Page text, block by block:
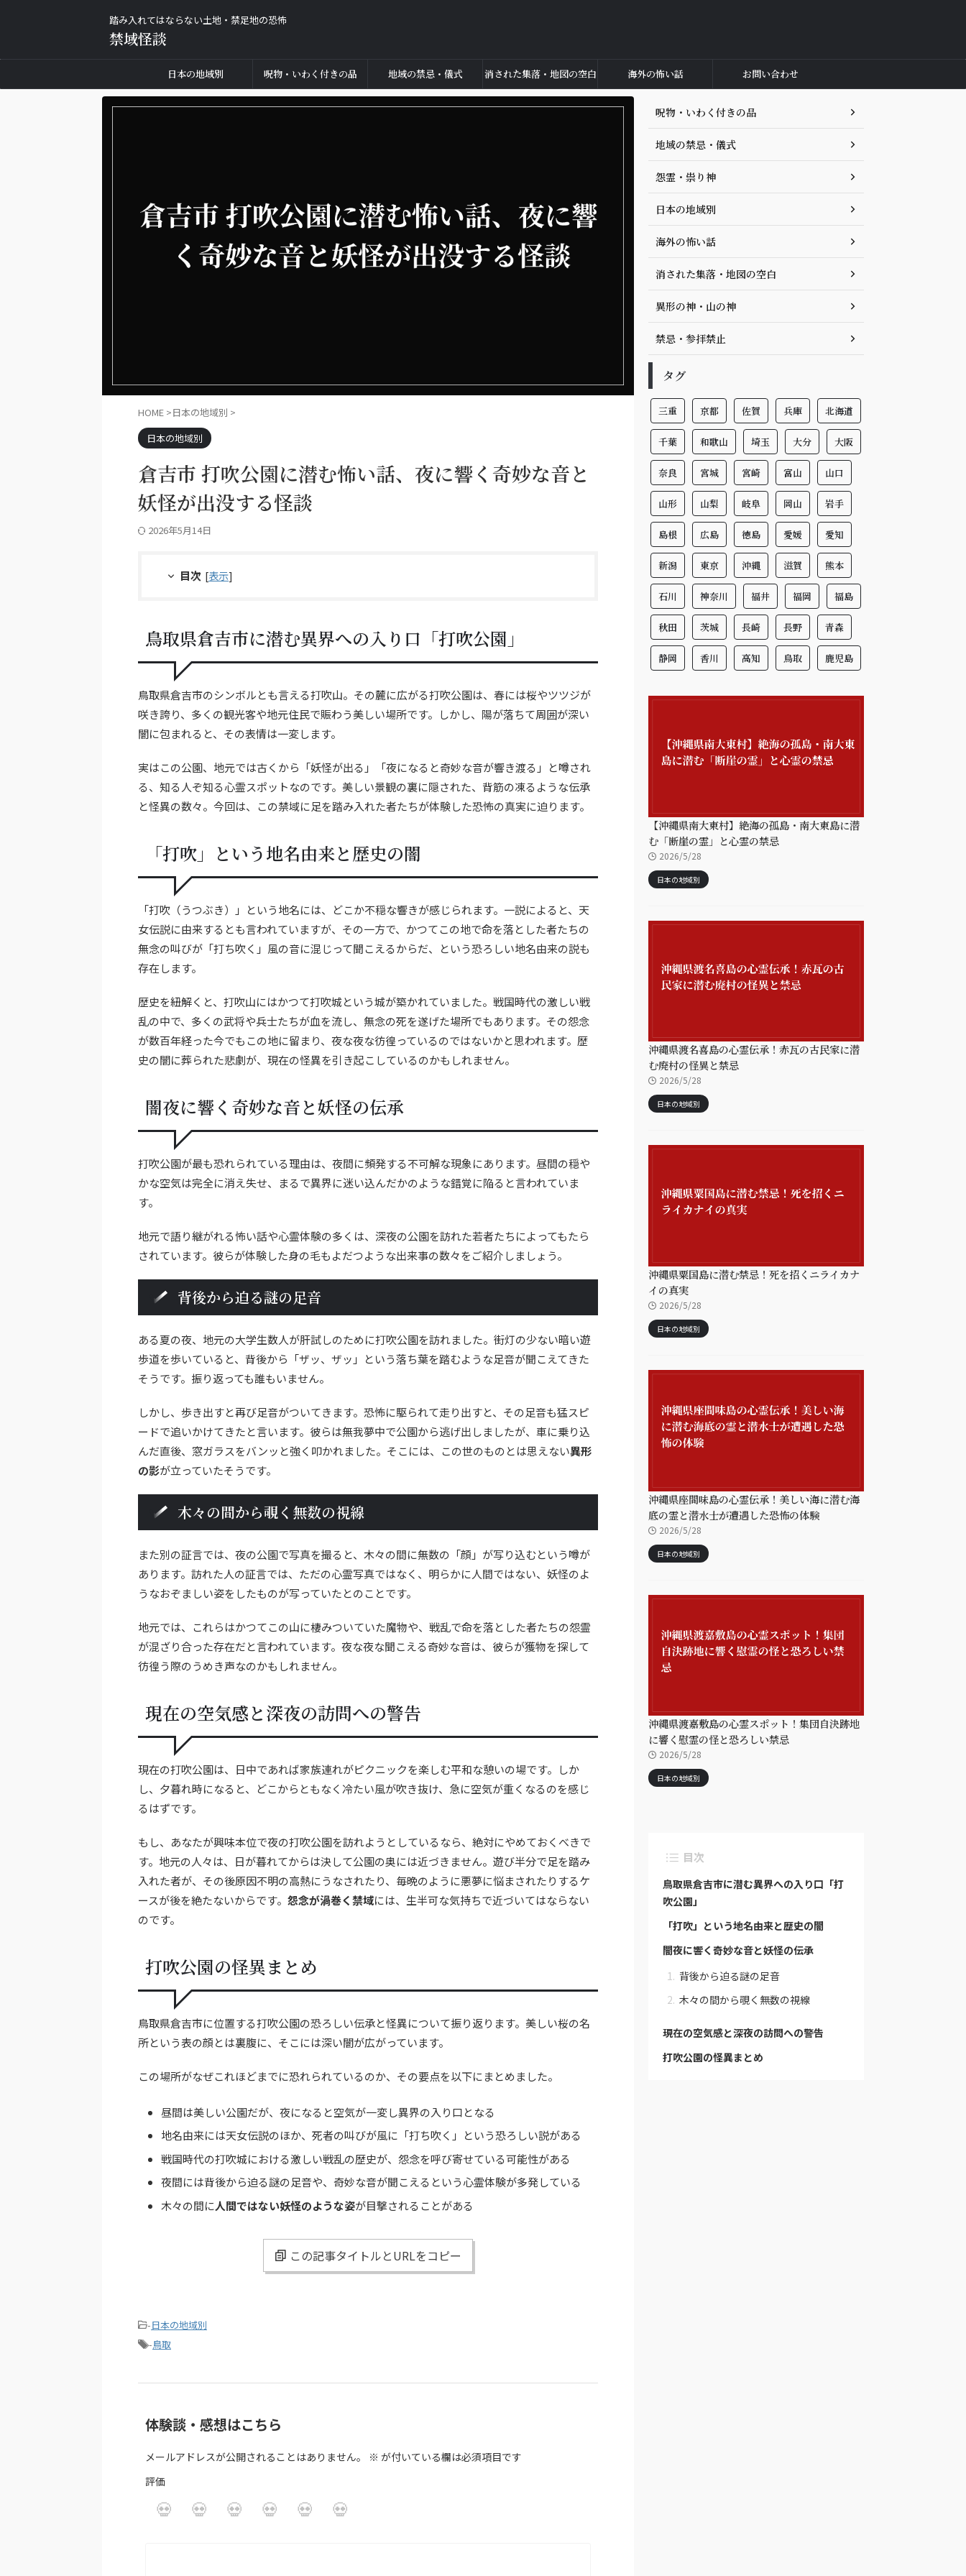
踏み入れてはならない土地・禁足地の恐怖
禁域怪談
日本の地域別 呪物・いわく付きの品 地域の禁忌・儀式 消された集落・地図の空白 海外の怖い話 お問い合わせ
HOME >日本の地域別 >
日本の地域別
倉吉市 打吹公園に潜む怖い話、夜に響く奇妙な音と
妖怪が出没する怪談
2026年5月14日
目次 [表示]
鳥取県倉吉市に潜む異界への入り口「打吹公園」
鳥取県倉吉市のシンボルとも言える打吹山。その麓に広がる打吹公園は、春には桜やツツジが
咲き誇り、多くの観光客や地元住民で賑わう美しい場所です。しかし、陽が落ちて周囲が深い
闇に包まれると、その表情は一変します。
実はこの公園、地元では古くから「妖怪が出る」「夜になると奇妙な音が響き渡る」と噂され
る、知る人ぞ知る心霊スポットなのです。美しい景観の裏に隠された、背筋の凍るような伝承
と怪異の数々。今回は、この禁域に足を踏み入れた者たちが体験した恐怖の真実に迫ります。
「打吹」という地名由来と歴史の闇
「打吹（うつぶき）」という地名には、どこか不穏な響きが感じられます。一説によると、天
女伝説に由来するとも言われていますが、その一方で、かつてこの地で命を落とした者たちの
無念の叫びが「打ち吹く」風の音に混じって聞こえるからだ、という恐ろしい地名由来の説も
存在します。
歴史を紐解くと、打吹山にはかつて打吹城という城が築かれていました。戦国時代の激しい戦
乱の中で、多くの武将や兵士たちが血を流し、無念の死を遂げた場所でもあります。その怨念
が数百年経った今でもこの地に留まり、夜な夜な彷徨っているのではないかと思われます。歴
史の闇に葬られた悲劇が、現在の怪異を引き起こしているのかもしれません。
闇夜に響く奇妙な音と妖怪の伝承
打吹公園が最も恐れられている理由は、夜間に頻発する不可解な現象にあります。昼間の穏や
かな空気は完全に消え失せ、まるで異界に迷い込んだかのような錯覚に陥ると言われていま
す。
地元で語り継がれる怖い話や心霊体験の多くは、深夜の公園を訪れた若者たちによってもたら
されています。彼らが体験した身の毛もよだつような出来事の数々をご紹介しましょう。
背後から迫る謎の足音
ある夏の夜、地元の大学生数人が肝試しのために打吹公園を訪れました。街灯の少ない暗い遊
歩道を歩いていると、背後から「ザッ、ザッ」という落ち葉を踏むような足音が聞こえてきた
そうです。振り返っても誰もいません。
しかし、歩き出すと再び足音がついてきます。恐怖に駆られて走り出すと、その足音も猛スピ
ードで追いかけてきたと言います。彼らは無我夢中で公園から逃げ出しましたが、車に乗り込
んだ直後、窓ガラスをバンッと強く叩かれました。そこには、この世のものとは思えない異形
の影が立っていたそうです。
木々の間から覗く無数の視線
また別の証言では、夜の公園で写真を撮ると、木々の間に無数の「顔」が写り込むという噂が
あります。訪れた人の証言では、ただの心霊写真ではなく、明らかに人間ではない、妖怪のよ
うなおぞましい姿をしたものが写っていたとのことです。
地元では、これらはかつてこの山に棲みついていた魔物や、戦乱で命を落とした者たちの怨霊
が混ざり合った存在だと言われています。夜な夜な聞こえる奇妙な音は、彼らが獲物を探して
彷徨う際のうめき声なのかもしれません。
現在の空気感と深夜の訪問への警告
現在の打吹公園は、日中であれば家族連れがピクニックを楽しむ平和な憩いの場です。しか
し、夕暮れ時になると、どこからともなく冷たい風が吹き抜け、急に空気が重くなるのを感じ
るはずです。
もし、あなたが興味本位で夜の打吹公園を訪れようとしているなら、絶対にやめておくべきで
す。地元の人々は、日が暮れてからは決して公園の奥には近づきません。遊び半分で足を踏み
入れた者が、その後原因不明の高熱にうなされたり、毎晩のように悪夢に悩まされたりするケ
ースが後を絶たないからです。 怨念が渦巻く禁域には、生半可な気持ちで近づいてはならない
のです。
打吹公園の怪異まとめ
鳥取県倉吉市に位置する打吹公園の恐ろしい伝承と怪異について振り返ります。美しい桜の名
所という表の顔とは裏腹に、そこには深い闇が広がっています。
この場所がなぜこれほどまでに恐れられているのか、その要点を以下にまとめました。
昼間は美しい公園だが、夜になると空気が一変し異界の入り口となる
地名由来には天女伝説のほか、死者の叫びが風に「打ち吹く」という恐ろしい説がある
戦国時代の打吹城における激しい戦乱の歴史が、怨念を呼び寄せている可能性がある
夜間には背後から迫る謎の足音や、奇妙な音が聞こえるという心霊体験が多発している
木々の間に人間ではない妖怪のような姿が目撃されることがある
この記事タイトルとURLをコピー
-日本の地域別
-鳥取
体験談・感想はこちら
メールアドレスが公開されることはありません。 ※ が付いている欄は必須項目です
評価
呪物・いわく付きの品
地域の禁忌・儀式
怨霊・祟り神
日本の地域別
海外の怖い話
消された集落・地図の空白
異形の神・山の神
禁忌・参拝禁止
タグ
三重 京都 佐賀 兵庫 北海道
千葉 和歌山 埼玉 大分 大阪
奈良 宮城 宮崎 富山 山口
山形 山梨 岐阜 岡山 岩手
島根 広島 徳島 愛媛 愛知
新潟 東京 沖縄 滋賀 熊本
石川 神奈川 福井 福岡 福島
秋田 茨城 長崎 長野 青森
静岡 香川 高知 鳥取 鹿児島
【沖縄県南大東村】絶海の孤島・南大東島に潜
む「断崖の霊」と心霊の禁忌
2026/5/28
日本の地域別
沖縄県渡名喜島の心霊伝承！赤瓦の古民家に潜
む廃村の怪異と禁忌
2026/5/28
日本の地域別
沖縄県粟国島に潜む禁忌！死を招くニライカナ
イの真実
2026/5/28
日本の地域別
沖縄県座間味島の心霊伝承！美しい海に潜む海
底の霊と潜水士が遭遇した恐怖の体験
2026/5/28
日本の地域別
沖縄県渡嘉敷島の心霊スポット！集団自決跡地
に響く慰霊の怪と恐ろしい禁忌
2026/5/28
日本の地域別
目次
鳥取県倉吉市に潜む異界への入り口「打
吹公園」
「打吹」という地名由来と歴史の闇
闇夜に響く奇妙な音と妖怪の伝承
背後から迫る謎の足音
木々の間から覗く無数の視線
現在の空気感と深夜の訪問への警告
打吹公園の怪異まとめ